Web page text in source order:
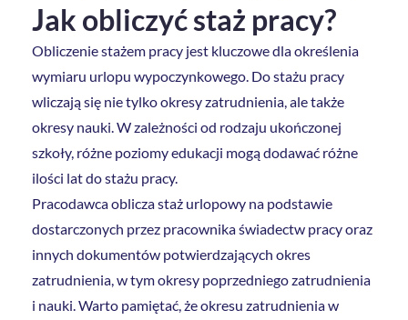
Jak obliczyć staż pracy?
Obliczenie stażem pracy jest kluczowe dla określenia
wymiaru urlopu wypoczynkowego. Do stażu pracy
wliczają się nie tylko okresy zatrudnienia, ale także
okresy nauki. W zależności od rodzaju ukończonej
szkoły, różne poziomy edukacji mogą dodawać różne
ilości lat do stażu pracy.
Pracodawca oblicza staż urlopowy na podstawie
dostarczonych przez pracownika świadectw pracy oraz
innych dokumentów potwierdzających okres
zatrudnienia, w tym okresy poprzedniego zatrudnienia
i nauki. Warto pamiętać, że okresu zatrudnienia w